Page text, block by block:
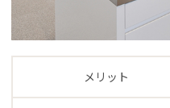
メリット